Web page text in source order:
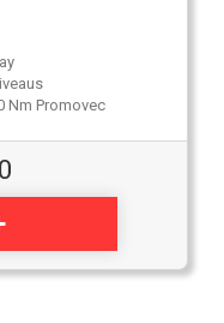
Nm Promovec